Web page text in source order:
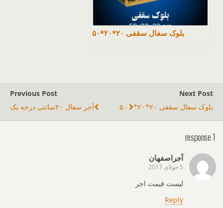
بلوک سفال سقفی ۲۰*۲۰*۵۰
Previous Post
آجر سفال ۲۰سانتی درجه یک
Next Post
بلوک سفال سقفی ۲۰*۲۰*۵۰
1 response
آجراصفهان
5 جولای 2017
لیست قیمت اجر
Reply